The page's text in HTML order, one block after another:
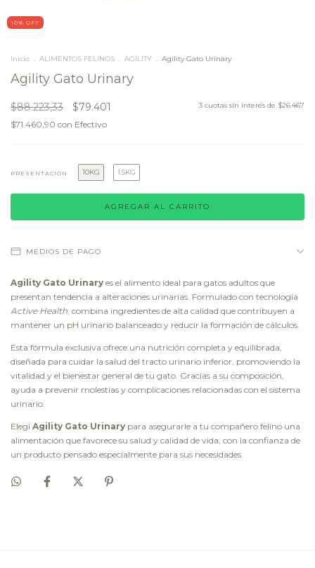
10% OFF
Inicio . ALIMENTOS FELINOS . AGILITY . Agility Gato Urinary
Agility Gato Urinary
$88.223,33 $79.401
$71.460,90 con Efectivo
3 cuotas sin interés de $26.467
PRESENTACIÓN 10KG 1.5KG
MEDIOS DE PAGO
Agility Gato Urinary es el alimento ideal para gatos adultos que
presentan tendencia a alteraciones urinarias. Formulado con tecnología
Active Health, combina ingredientes de alta calidad que contribuyen a
mantener un pH urinario balanceado y reducir la formación de cálculos.
Esta fórmula exclusiva ofrece una nutrición completa y equilibrada,
diseñada para cuidar la salud del tracto urinario inferior, promoviendo la
vitalidad y el bienestar general de tu gato. Gracias a su composición,
ayuda a prevenir molestias y complicaciones relacionadas con el sistema
urinario.
Elegí Agility Gato Urinary para asegurarle a tu compañero felino una
alimentación que favorece su salud y calidad de vida, con la confianza de
un producto pensado especialmente para sus necesidades.